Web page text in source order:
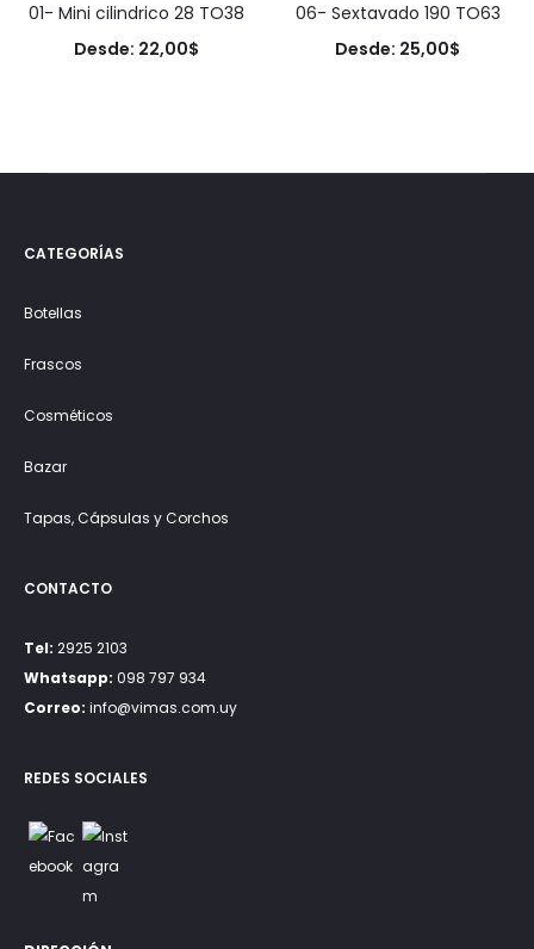
01- Mini cilindrico 28 TO38
Desde: 22,00$
06- Sextavado 190 TO63
Desde: 25,00$
CATEGORÍAS
Botellas
Frascos
Cosméticos
Bazar
Tapas, Cápsulas y Corchos
CONTACTO
Tel: 2925 2103
Whatsapp: 098 797 934
Correo: info@vimas.com.uy
REDES SOCIALES